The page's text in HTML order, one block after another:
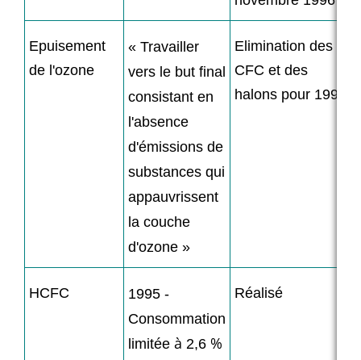
Epuisement
de l'ozone
« Travailler
vers le but final
consistant en
l'absence
d'émissions de
substances qui
appauvrissent
la couche
d'ozone »
Elimination des
CFC et des
halons pour 1996
HCFC
1995 -
Consommation
limitée à 2,6 %
Réalisé